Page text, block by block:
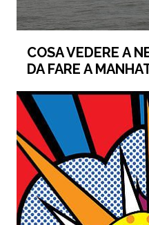
COSA VEDERE A
DA FARE A